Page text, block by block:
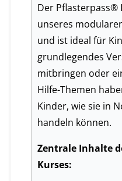
Der Pflasterpass®
unseres
und ist ideal für
grundlegendes
mitbringen oder
Hilfe-Themen
Kinder, wie sie in
handeln können.
Zentrale Inhalte
Kurses: